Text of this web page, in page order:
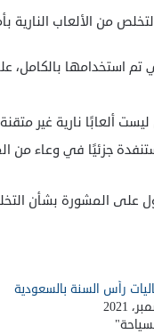
من الألعاب النارية
تم استخدامها بالكامل،
ألعابًا نارية غير
جزئيًا في وعاء
على المشورة بشأن
رأس السنة بالسعودية